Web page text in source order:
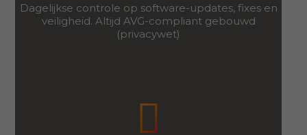
Dagelijkse controle op software-updates, fixes en
veiligheid. Altijd AVG-compliant gebouwd
(privacywet)